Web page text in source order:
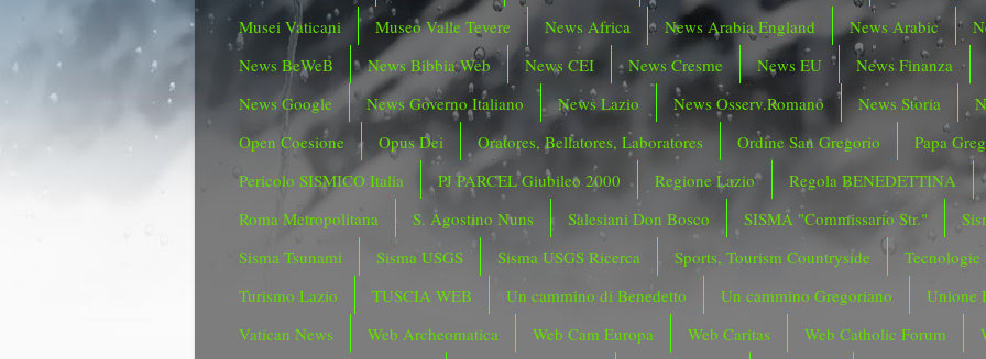
Musei Vaticani
Museo Valle Tevere News Africa News Arabia England News Arabic
News BeWeB
News Bibbia Web News CEI News Cresme News EU
News Finanza
News Google
News Governo Italiano News Lazio News Osserv.Romano News Storia
Open Coesione
Opus Dei Oratores, Bellatores, Laboratores Ordine San Gregorio
Papa
Pericolo SISMICO Italia
PJ PARCEL Giubileo 2000 Regione Lazio
Regola BENEDETTINA
Roma Metropolitana
S. Agostino Nuns Salesiani Don Bosco SISMA "Commissario Str."
Sisma Tsunami
Sisma USGS Sisma USGS Ricerca Sports, Tourism Countryside
Tecnologie
Turismo Lazio
TUSCIA WEB Un cammino di Benedetto Un cammino Gregoriano
Unione
Vatican News
Web Archeomatica Web Cam Europa Web Caritas Web Catholic Forum